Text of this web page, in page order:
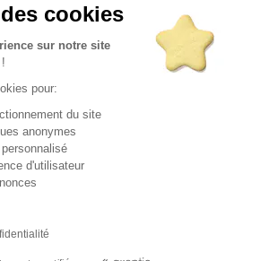
cookies
sur notre site
!
pour:
du site
anonymes
d'utilisateur
Contact
5 (51154 avis publiés)
nos taux de réussite ?